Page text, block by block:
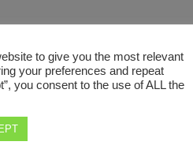
to give you the most relevant
your preferences and repeat
you consent to the use of ALL the